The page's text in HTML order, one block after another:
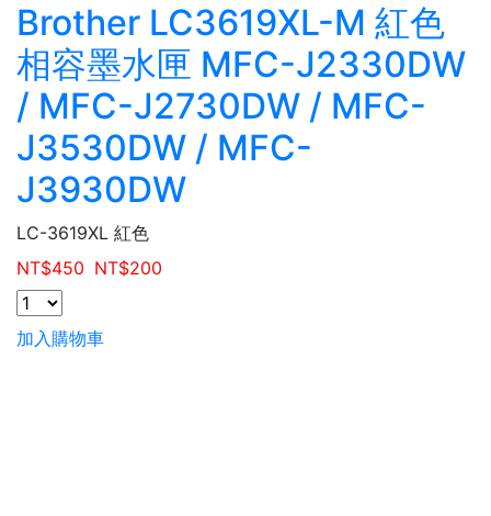
Brother LC3619XL-M 紅色
相容墨水匣 MFC-J2330DW
/ MFC-J2730DW / MFC-
J3530DW / MFC-
J3930DW
LC-3619XL 紅色
NT$450 NT$200
加入購物車